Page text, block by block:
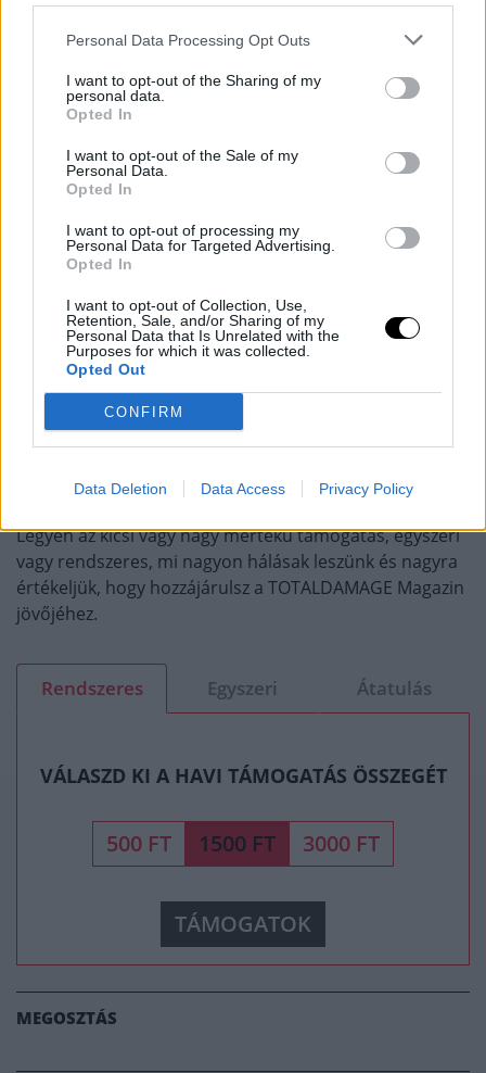
Personal Data Processing Opt Outs
I want to opt-out of the Sharing of my
personal data.
Opted In
I want to opt-out of the Sale of my
Personal Data.
Opted In
I want to opt-out of processing my
Personal Data for Targeted Advertising.
Opted In
I want to opt-out of Collection, Use,
Retention, Sale, and/or Sharing of my
Personal Data that Is Unrelated with the
Purposes for which it was collected.
Opted Out
CONFIRM
Data Deletion Data Access Privacy Policy
UFC 205: Embedded első, második rész.
TÁMOGASD A MUNKÁNKAT, MERT
EZZEL SEGÍTESZ!
Mi naprakészen tartunk a UFC és más küzdősportok,
most segíthetsz, hogy ezt még sokáig csinálhassuk.
Legyen az kicsi vagy nagy mértékű támogatás, egyszeri
vagy rendszeres, mi nagyon hálásak leszünk és nagyra
értékeljük, hogy hozzájárulsz a TOTALDAMAGE Magazin
jövőjéhez.
Rendszeres Egyszeri Átatulás
VÁLASZD KI A HAVI TÁMOGATÁS ÖSSZEGÉT
500 FT 1500 FT 3000 FT
TÁMOGATOK
MEGOSZTÁS